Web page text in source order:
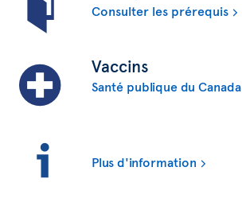
Consulter les prérequis
Vaccins
Santé publique du Canada
Plus d'information